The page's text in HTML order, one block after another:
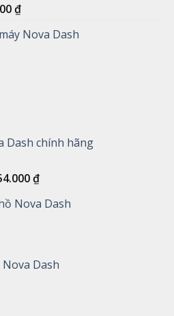
₫.
₫Giá
tại
Nova Dash
Dash chính hãng
₫Khoảng
từ
Nova Dash
Dash